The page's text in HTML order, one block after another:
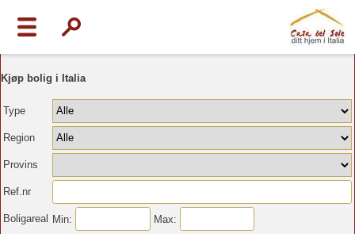
Kjøp bolig i Italia
Type
Region
Provins
Ref.nr
Boligareal Min:
Max: